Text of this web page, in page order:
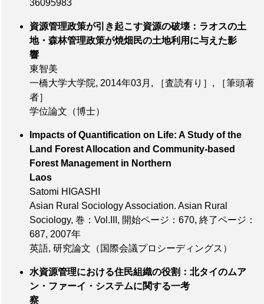
36095983
資源管理政策が引き起こす資源の破壊：ラオスの土
地・森林管理政策が焼畑民の土地利用に与えた影
響
東智美
一橋大学大学院, 2014年03月,
［査読有り］ ,
［筆頭著
者］
学位論文（博士）
Impacts of Quantification on Life: A Study of the
Land Forest Allocation and Community-based
Forest Management in Northern
Laos
Satomi HIGASHI
Asian Rural Sociology Association. Asian Rural
Sociology, 巻：Vol.III , 開始ページ：670, 終了ページ：
687, 2007年
英語, 研究論文（国際会議プロシーディングス）
水資源管理における住民組織の役割：北タイのムア
ン・ファーイ・システムに関する一考
察